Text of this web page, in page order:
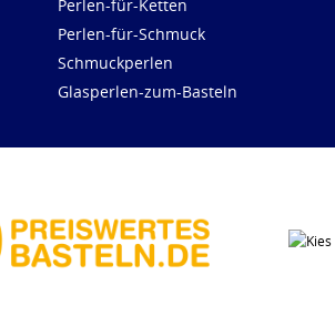
Perlen-für-Ketten
Perlen-für-Schmuck
Schmuckperlen
Glasperlen-zum-Basteln